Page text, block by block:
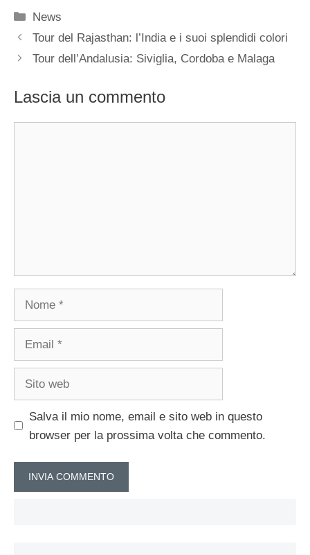
Categorie
News
Tour del Rajasthan: l’India e i suoi splendidi colori
Tour dell’Andalusia: Siviglia, Cordoba e Malaga
Lascia un commento
Salva il mio nome, email e sito web in questo
browser per la prossima volta che commento.